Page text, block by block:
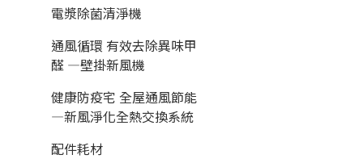
電漿除菌清淨機
通風循環 有效去除異味甲
醛 —壁掛新風機
健康防疫宅 全屋通風節能
—新風淨化全熱交換系統
配件耗材